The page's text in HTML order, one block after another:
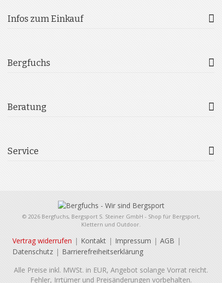
Infos zum Einkauf
Bergfuchs
Beratung
Service
© 2026 Bergfuchs, Bergsport S. Steiner GmbH - Shop für Bergsport,
Klettern und Outdoor.
Vertrag widerrufen Kontakt Impressum
AGB
Datenschutz
Barrierefreiheitserklärung
Alle Preise inkl. MWSt. in EUR, Angebot solange Vorrat reicht.
Fehler, Irrtümer und Preisänderungen vorbehalten.